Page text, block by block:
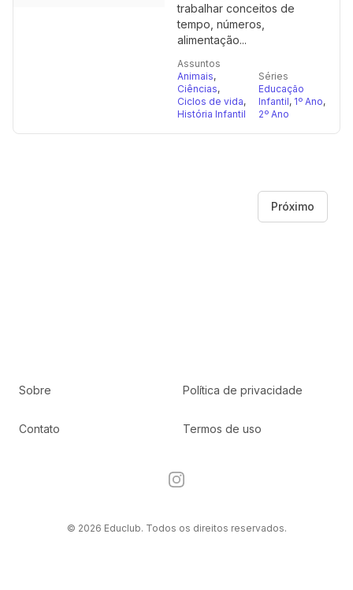
trabalhar conceitos de
tempo, números,
alimentação...
Assuntos
Animais,
Ciências,
Ciclos de vida,
História Infantil
Séries
Educação
Infantil, 1º Ano,
2º Ano
Próximo
Sobre
Contato
Política de privacidade
Termos de uso
Instagram
© 2026 Educlub. Todos os direitos reservados.